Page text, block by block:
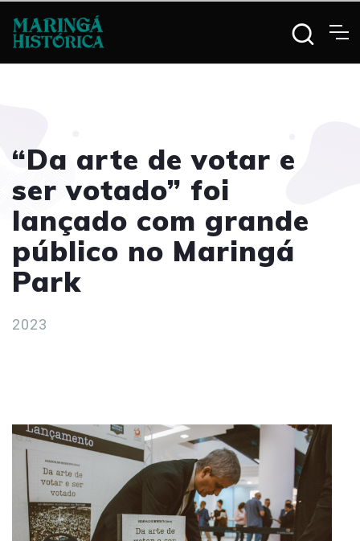
“Da arte de votar e
ser votado” foi
lançado com grande
público no Maringá
Park
2023